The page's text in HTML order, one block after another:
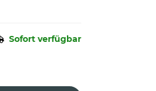
Sofort verfügbar